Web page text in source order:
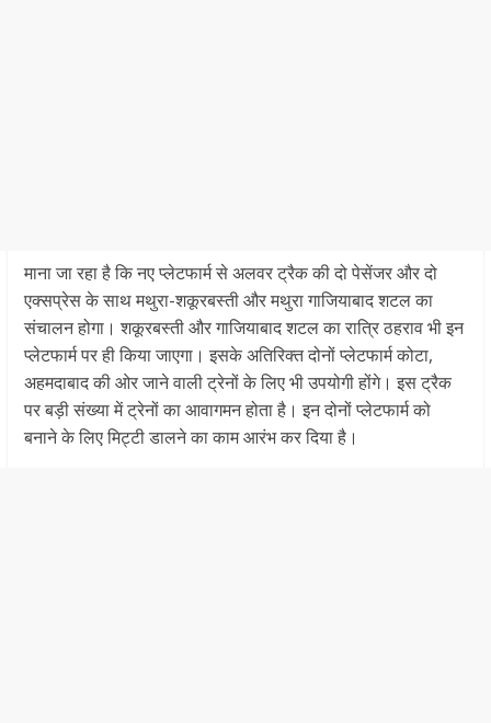
माना जा रहा है कि नए प्लेटफार्म से अलवर ट्रैक की दो पेसेंजर और दो
एक्सप्रेस के साथ मथुरा-शकूरबस्ती और मथुरा गाजियाबाद शटल का
संचालन होगा। शकूरबस्ती और गाजियाबाद शटल का रात्रि ठहराव भी इन
प्लेटफार्म पर ही किया जाएगा। इसके अतिरिक्त दोनों प्लेटफार्म कोटा,
अहमदाबाद की ओर जाने वाली ट्रेनों के लिए भी उपयोगी होंगे। इस ट्रैक
पर बड़ी संख्या में ट्रेनों का आवागमन होता है। इन दोनों प्लेटफार्म को
बनाने के लिए मिट्टी डालने का काम आरंभ कर दिया है।